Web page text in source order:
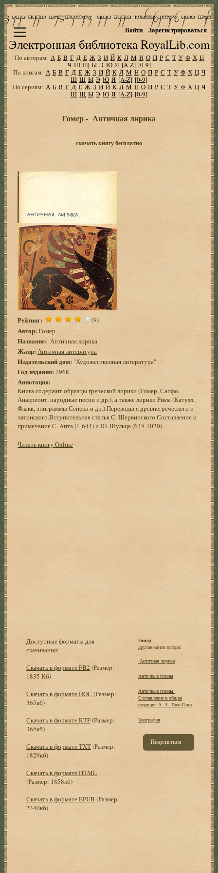
Электронная библиотека RoyalLib.com
Войти Зарегистрироваться
По авторам: А Б В Г Д Е Ж З И Й К Л М Н О П Р С Т У Ф Х Ц
Ч Ш Щ Ы Э Ю Я [A-Z] [0-9]
По книгам: А Б В Г Д Е Ж З И Й К Л М Н О П Р С Т У Ф Х Ц Ч
Ш Щ Ы Э Ю Я [A-Z] [0-9]
По сериям: А Б В Г Д Е Ж З И Й К Л М Н О П Р С Т У Ф Х Ц Ч
Ш Щ Ы Э Ю Я [A-Z] [0-9]
Гомер - Античная лирика
скачать книгу бесплатно
Рейтинг: (9)
Автор: Гомер
Название: Античная лирика
Жанр: Античная литература
Издательский дом: "Художественная литература"
Год издания: 1968
Аннотация:
Книга содержит образцы греческой лирики (Гомер, Сапфо,
Анакреонт, народные песни и др.), а также лирики Рима (Катулл,
Флакк, эпиграммы Сенеки и др.).Переводы с древнегреческого и
латинского.Вступительная статья С. Шервинского.Составление и
примечания С. Апта (1-644) и Ю. Шульца (645-1020).
Читать книгу Online
Доступные форматы для
скачивания:
Скачать в формате FB2 (Размер:
1835 Кб)
Скачать в формате DOC (Размер:
365кб)
Скачать в формате RTF(Размер:
365кб)
Скачать в формате TXT(Размер:
1829кб)
Скачать в формате HTML
(Размер: 1858кб)
Скачать в формате EPUB (Размер:
2340кб)
Гомер
другие книги автора:
Античная лирика
Античные гимны
Античные гимны.
Составление и общая
редакция А. А. Тахо-Годи
Биография
Поделиться